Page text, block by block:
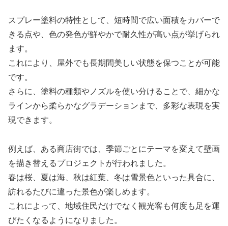
スプレー塗料の特性として、短時間で広い面積をカバーで
きる点や、色の発色が鮮やかで耐久性が高い点が挙げられ
ます。
これにより、屋外でも長期間美しい状態を保つことが可能
です。
さらに、塗料の種類やノズルを使い分けることで、細かな
ラインから柔らかなグラデーションまで、多彩な表現を実
現できます。
例えば、ある商店街では、季節ごとにテーマを変えて壁画
を描き替えるプロジェクトが行われました。
春は桜、夏は海、秋は紅葉、冬は雪景色といった具合に、
訪れるたびに違った景色が楽しめます。
これによって、地域住民だけでなく観光客も何度も足を運
びたくなるようになりました。